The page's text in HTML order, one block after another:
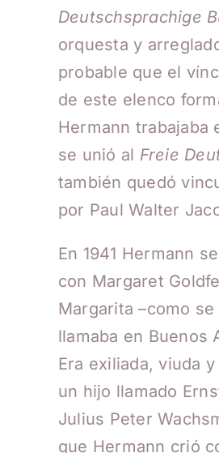
Deutschsprachige
orquesta y
probable que el
de este elenco
Hermann trabajaba
se unió al Freie
también quedó
por Paul Walter
En 1941 Hermann
con Margaret
Margarita –como se
llamaba en Buenos
Era exiliada, viuda
un hijo llamado
Julius Peter
que Hermann crió